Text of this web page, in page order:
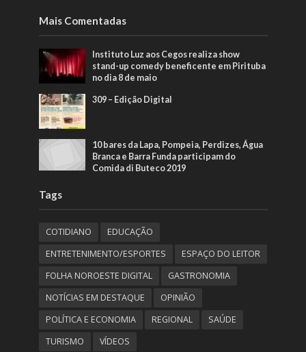
Mais Comentadas
Instituto Luz aos Cegos realiza show
stand-up comedy beneficente em Pirituba
no dia 8 de maio
309 – Edição Digital
10 bares da Lapa, Pompeia, Perdizes, Água
Branca e Barra Funda participam do
Comida di Buteco 2019
Tags
COTIDIANO
EDUCAÇÃO
ENTRETENIMENTO/ESPORTES
ESPAÇO DO LEITOR
FOLHA NOROESTE DIGITAL
GASTRONOMIA
NOTÍCIAS EM DESTAQUE
OPINIÃO
POLÍTICA E ECONOMIA
REGIONAL
SAÚDE
TURISMO
VÍDEOS